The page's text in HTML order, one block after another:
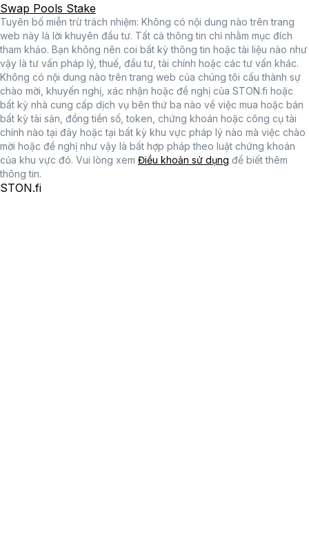
Swap Pools Stake
Tuyên bố miễn trừ trách nhiệm: Không có nội dung nào trên trang
web này là lời khuyên đầu tư. Tất cả thông tin chỉ nhằm mục đích
tham khảo. Bạn không nên coi bất kỳ thông tin hoặc tài liệu nào như
vậy là tư vấn pháp lý, thuế, đầu tư, tài chính hoặc các tư vấn khác.
Không có nội dung nào trên trang web của chúng tôi cấu thành sự
chào mời, khuyến nghị, xác nhận hoặc đề nghị của STON.fi hoặc
bất kỳ nhà cung cấp dịch vụ bên thứ ba nào về việc mua hoặc bán
bất kỳ tài sản, đồng tiền số, token, chứng khoán hoặc công cụ tài
chính nào tại đây hoặc tại bất kỳ khu vực pháp lý nào mà việc chào
mời hoặc đề nghị như vậy là bất hợp pháp theo luật chứng khoán
của khu vực đó. Vui lòng xem Điều khoản sử dụng để biết thêm
thông tin.
STON.fi